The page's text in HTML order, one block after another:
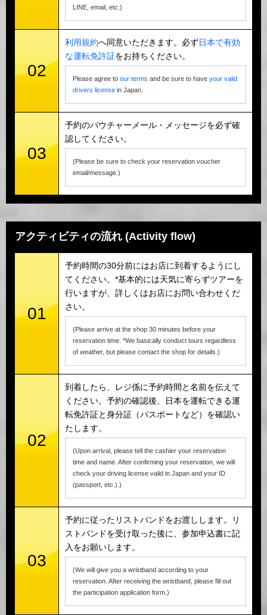
LINE, email, etc.)
02
利用規約へ同意いただきます。必ず日本で有効
な運転免許証をお持ちください。
Please agree to our terms and be sure to have your valid
drivers license in Japan.
03
予約のバウチャーメール・メッセージを必ず確
認してください。
(Please be sure to check your reservation voucher
email/message.)
アクティビティの流れ (Activity flow)
01
予約時間の30分前にはお店に到着するようにし
てください。*基本的には天気に寄らずツアーを
行いますが、詳しくはお店にお問い合わせくだ
さい。
(Please arrive at the shop 30 minutes before your
reservation time. *We basically conduct tours regardless
of weather, but please contact the shop for details.)
02
到着したら、レジ係に予約時間と名前を伝えて
ください。予約の確認後、日本を運転できる運
転免許証と身分証（パスポートなど）を確認い
たします。
(Upon arrival, please tell the cashier your reservation
time and name. After confirming your reservation, we will
check your driving license valid in Japan and your ID
(passport, etc.).)
03
予約に従ったリストバンドをお渡しします。リ
ストバンドを受け取った後に、参加申込書に記
入をお願いします。
(We will give you a wristband according to your
reservation. After receiving the wristband, please fill out
the participation application form.)